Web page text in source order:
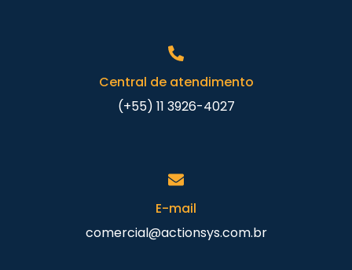
Central de atendimento
(+55) 11 3926-4027
E-mail
comercial@actionsys.com.br